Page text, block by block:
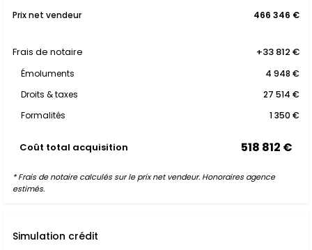
Prix net vendeur
466 346 €
Frais de notaire +33 812 €
Émoluments
4 948 €
Droits & taxes
27 514 €
Formalités
1 350 €
Coût total acquisition 518 812 €
* Frais de notaire calculés sur le prix net vendeur. Honoraires agence
estimés.
Simulation crédit